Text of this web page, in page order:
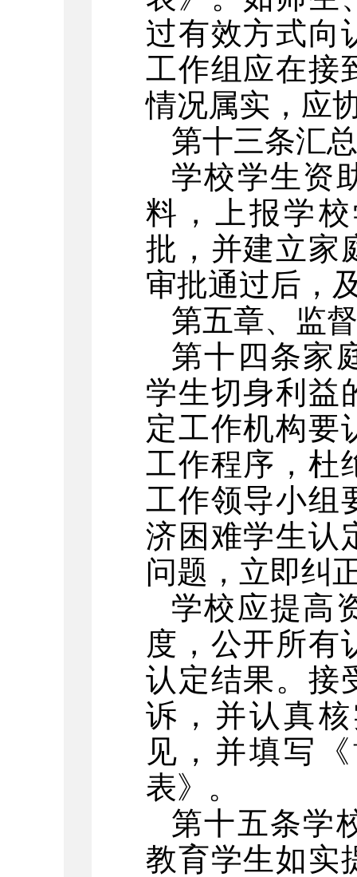
过有效方式向
工作组应在接
情况属实，应
第十三条汇
学校学生资
料，上报学
批，并建立家
审批通过后，
第五章、 监
第十四条家
学生切身利益
定工作机构要
工作程序，杜
工作领导小组
济困难学生认
问题，立即纠
学校应提高
度，公开所有
认定结果。接
诉，并认真
见，并填写
表》。
第十五条学
教育学生如实